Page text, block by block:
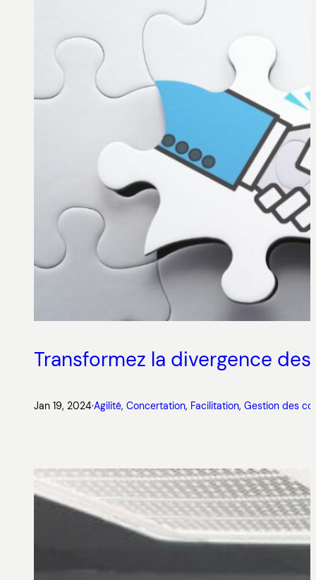
Transformez la divergence
Jan 19, 2024·Agilité, Concertation, Facilitation, Gestion des